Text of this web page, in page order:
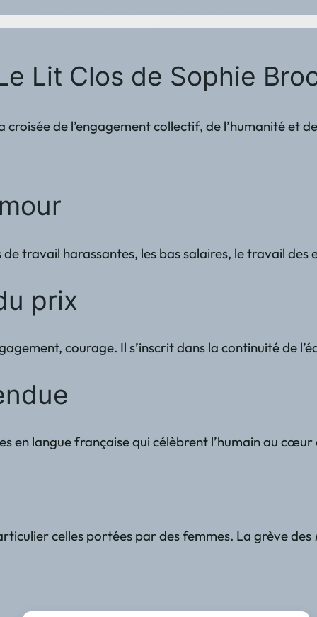
Lit Clos de Sophie
de l’engagement collectif, de l’humanité et
travail harassantes, les bas salaires, le travail
prix
courage. Il s’inscrit dans la continuité de
langue française qui célèbrent l’humain au
celles portées par des femmes. La grève des